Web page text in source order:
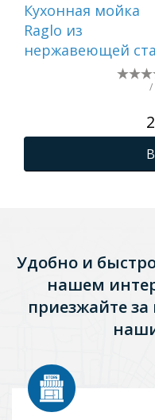
Кухонная мойка
Raglo из
нержавеющей
в базу от 60см,
графит
/
Удобно и
нашем
приезжайте